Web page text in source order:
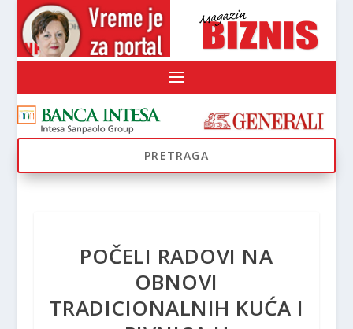
POČELI RADOVI NA
OBNOVI
TRADICIONALNIH KUĆA I